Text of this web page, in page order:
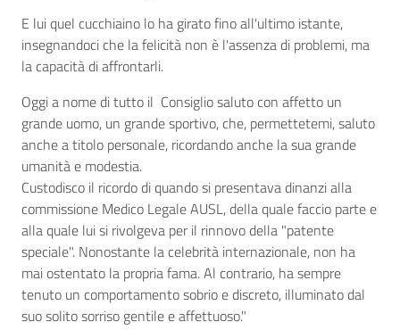
E lui quel cucchiaino lo ha girato fino all'ultimo istante,
insegnandoci che la felicità non è l'assenza di problemi, ma
la capacità di affrontarli.
Oggi a nome di tutto il Consiglio saluto con affetto un
grande uomo, un grande sportivo, che, permettetemi, saluto
anche a titolo personale, ricordando anche la sua grande
umanità e modestia.
Custodisco il ricordo di quando si presentava dinanzi alla
commissione Medico Legale AUSL, della quale faccio parte e
alla quale lui si rivolgeva per il rinnovo della "patente
speciale". Nonostante la celebrità internazionale, non ha
mai ostentato la propria fama. Al contrario, ha sempre
tenuto un comportamento sobrio e discreto, illuminato dal
suo solito sorriso gentile e affettuoso."